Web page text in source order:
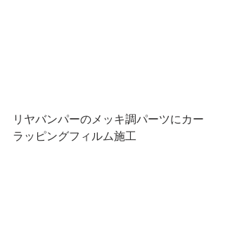
リヤバンパーのメッキ調パーツにカー
ラッピングフィルム施工